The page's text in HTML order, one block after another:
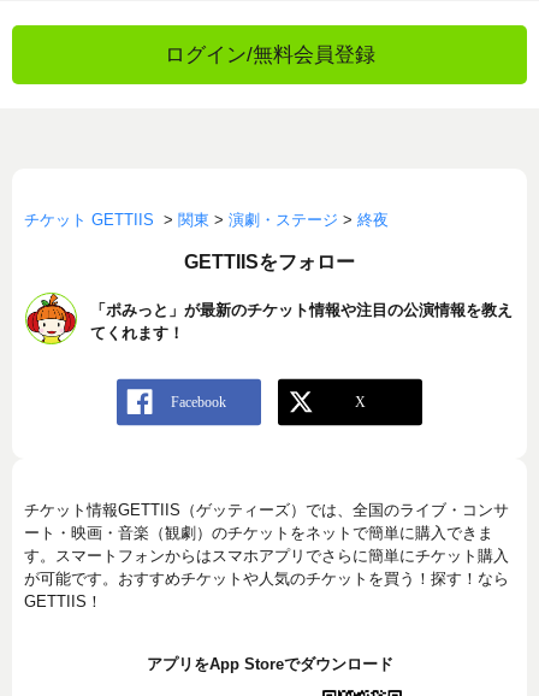
ログイン/無料会員登録
チケット GETTIIS > 関東 > 演劇・ステージ > 終夜
GETTIISをフォロー
「ポみっと」が最新のチケット情報や注目の公演情報を教え
てくれます！
チケット情報GETTIIS（ゲッティーズ）では、全国のライブ・コンサ
ート・映画・音楽（観劇）のチケットをネットで簡単に購入できま
す。スマートフォンからはスマホアプリでさらに簡単にチケット購入
が可能です。おすすめチケットや人気のチケットを買う！探す！なら
GETTIIS！
アプリをApp Storeでダウンロード